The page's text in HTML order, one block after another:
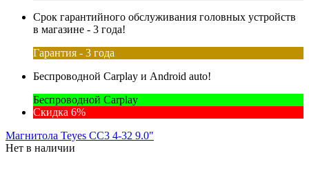
Срок гарантийного обслуживания головных устройств
в магазине - 3 года!
Гарантия - 3 года
Беспроводной Carplay и Android auto!
Беспроводной Carplay
Скидка 6%
Магнитола Teyes CC3 4-32 9.0"
Нет в наличии